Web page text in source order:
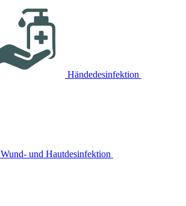
Händedesinfektion
Wund- und Hautdesinfektion